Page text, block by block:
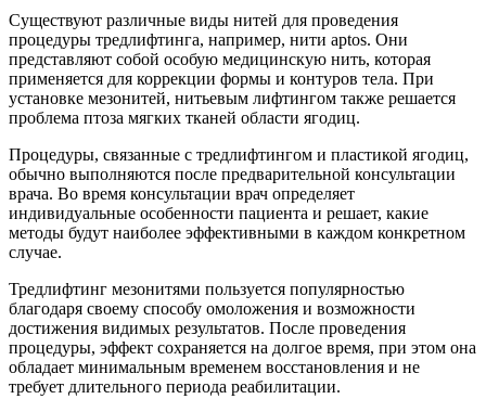
Существуют различные виды нитей для проведения
процедуры тредлифтинга, например, нити aptos. Они
представляют собой особую медицинскую нить, которая
применяется для коррекции формы и контуров тела. При
установке мезонитей, нитьевым лифтингом также решается
проблема птоза мягких тканей области ягодиц.
Процедуры, связанные с тредлифтингом и пластикой ягодиц,
обычно выполняются после предварительной консультации
врача. Во время консультации врач определяет
индивидуальные особенности пациента и решает, какие
методы будут наиболее эффективными в каждом конкретном
случае.
Тредлифтинг мезонитями пользуется популярностью
благодаря своему способу омоложения и возможности
достижения видимых результатов. После проведения
процедуры, эффект сохраняется на долгое время, при этом она
обладает минимальным временем восстановления и не
требует длительного периода реабилитации.